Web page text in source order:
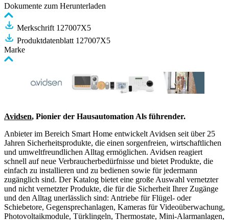
Dokumente zum Herunterladen
Merkschrift 127007X5
Produktdatenblatt 127007X5
Marke
Avidsen, Pionier der Hausautomation Als führender.
Anbieter im Bereich Smart Home entwickelt Avidsen seit über 25
Jahren Sicherheitsprodukte, die einen sorgenfreien, wirtschaftlichen
und umweltfreundlichen Alltag ermöglichen. Avidsen reagiert
schnell auf neue Verbraucherbedürfnisse und bietet Produkte, die
einfach zu installieren und zu bedienen sowie für jedermann
zugänglich sind. Der Katalog bietet eine große Auswahl vernetzter
und nicht vernetzter Produkte, die für die Sicherheit Ihrer Zugänge
und den Alltag unerlässlich sind: Antriebe für Flügel- oder
Schiebetore, Gegensprechanlagen, Kameras für Videoüberwachung,
Photovoltaikmodule, Türklingeln, Thermostate, Mini-Alarmanlagen,